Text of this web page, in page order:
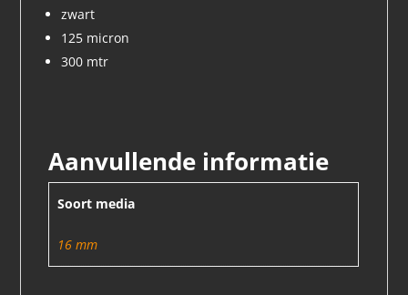
zwart
125 micron
300 mtr
Aanvullende informatie
Soort media
16 mm